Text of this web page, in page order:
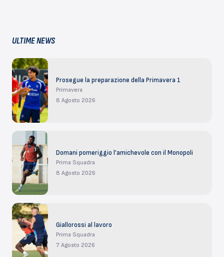
ULTIME NEWS
Prosegue la preparazione della Primavera 1
Primavera
8 Agosto 2026
Domani pomeriggio l’amichevole con il Monopoli
Prima Squadra
8 Agosto 2026
Giallorossi al lavoro
Prima Squadra
7 Agosto 2026